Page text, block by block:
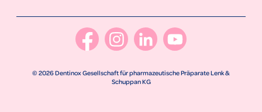
© 2026 Dentinox Gesellschaft für pharmazeutische Präparate Lenk &
Schuppan KG